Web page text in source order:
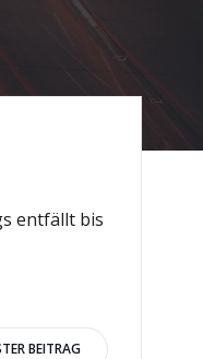
entfällt bis
BEITRAG